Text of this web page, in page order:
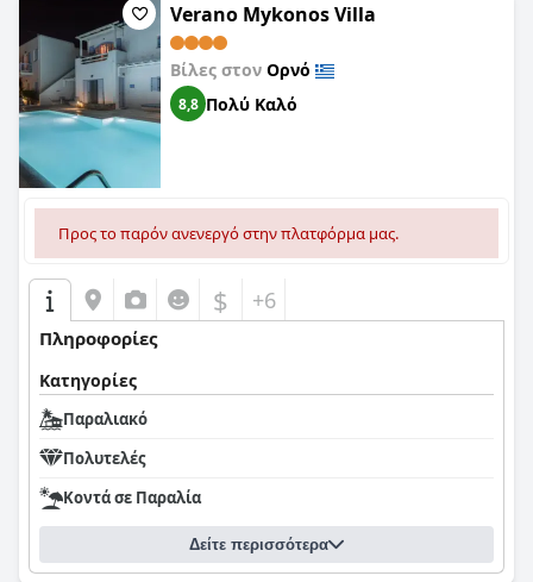
Verano Mykonos Villa
Βίλες στον Ορνό
8,8 Πολύ Καλό
Προς το παρόν ανενεργό στην πλατφόρμα μας.
$ +6
Πληροφορίες
Κατηγορίες
Παραλιακό
Πολυτελές
Κοντά σε Παραλία
Δείτε περισσότερα